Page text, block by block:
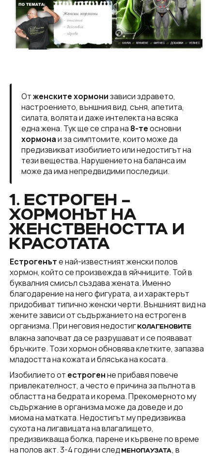
Отженските хормонизависи здравето,
настроението, външния вид, съня, апетита,
силата, волята и даже интелектa на всяка
една жена. Тук ще се спра на 8-теосновни
хормонаи за симптомите, които може да
предизвикват изобилието или недостигът на
тези вещества. Нарушението на баланса им
може да има непредвидими последици.
1. ЕСТРОГЕН –
ХОРМОНЪТ НА
ЖЕНСТВЕНОСТТА И
КРАСОТАТА
Естрогенъте най-известният женски полов
хормон, който се произвежда в яйчниците. Той в
буквалния смисъл създава жената. Именно
благодарение на него фигурата, а и характерът
придобиват типично женски черти. Външният вид на
жените зависи от съдържанието на естроген в
организма. При неговия недостиг КОЛАГЕНОВИТЕ
влакна започват да се разрушават и се появават
бръчките. Този хормон обновява клетките, запазва
младостта на кожата и блясъка на косата.
Изобилието от естрогенне прибавя повече
привлекателност, а често е причина за пълнота в
областта на бедрата и корема. Прекомерното му
съдържание в организма може да доведе и до
миома на матката. Недостигът му предизвиква
сухота на лигавицата на влагалището,
предизвикваща болка, парене и кървене по време
на полов акт. 3-4 години след МЕНОПАУЗАТА, в